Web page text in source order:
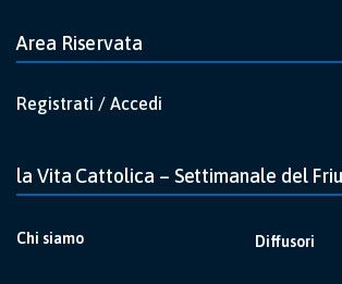
Area Riservata
Registrati / Accedi
la Vita Cattolica – Settimanale del
Chi siamo Diffusori